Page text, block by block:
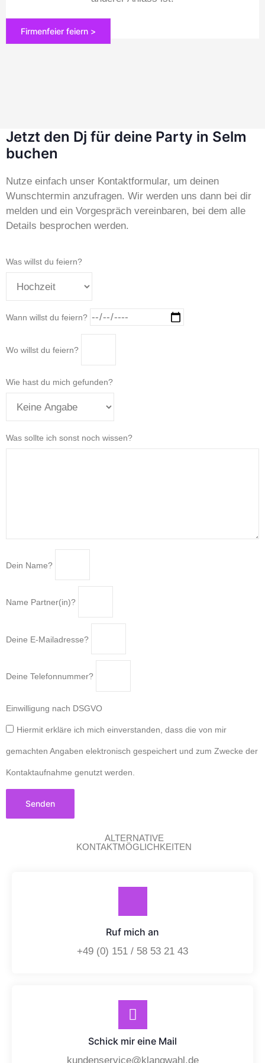
Firmenfeier feiern >
Jetzt den Dj für deine Party in Selm
buchen
Nutze einfach unser Kontaktformular, um deinen
Wunschtermin anzufragen. Wir werden uns dann bei dir
melden und ein Vorgespräch vereinbaren, bei dem alle
Details besprochen werden.
Was willst du feiern?
Wann willst du feiern?
Wo willst du feiern?
Wie hast du mich gefunden?
Was sollte ich sonst noch wissen?
Dein Name?
Name Partner(in)?
Deine E-Mailadresse?
Deine Telefonnummer?
Einwilligung nach DSGVO
Hiermit erkläre ich mich einverstanden, dass die von mir
gemachten Angaben elektronisch gespeichert und zum Zwecke der
Kontaktaufnahme genutzt werden.
Senden
ALTERNATIVE
KONTAKTMÖGLICHKEITEN
Ruf mich an
+49 (0) 151 / 58 53 21 43
Schick mir eine Mail
kundenservice@klangwahl.de